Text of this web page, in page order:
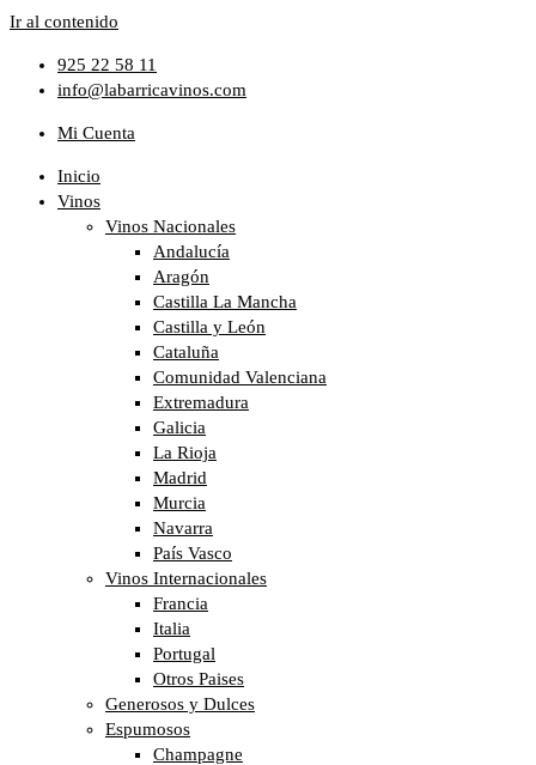
Ir al contenido
925 22 58 11
info@labarricavinos.com
Mi Cuenta
Inicio
Vinos
Vinos Nacionales
Andalucía
Aragón
Castilla La Mancha
Castilla y León
Cataluña
Comunidad Valenciana
Extremadura
Galicia
La Rioja
Madrid
Murcia
Navarra
País Vasco
Vinos Internacionales
Francia
Italia
Portugal
Otros Paises
Generosos y Dulces
Espumosos
Champagne